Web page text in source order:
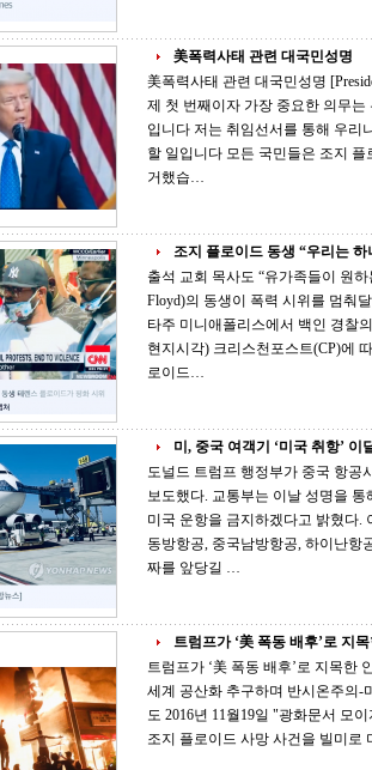
美폭력사태 관련 대국민성명
美폭력사태 관련 대국민성명 [President Trump 20세기 최고 명연설] "대통령으로서
제 첫 번째이자 가장 중요한 의무는 우리의 위대한 국가와 미국민들을 지키는 것
입니다 저는 취임선서를 통해 우리나라의 법을 수호하겠다고 밝혔고,그것이 제가
할 일입니다 모든 국민들은 조지 플로이드의 잔혹한 죽음에 정당하게 분노하고 항
거했습…
조지 플로이드 동생 “우리는 하
출석 교회 목사도 “유가족들이 원하는 건 폭력 아
Floyd)의 동생이 폭력 시위를 멈춰
타주 미니애폴리스에서 백인 경찰의
현지시각) 크리스천포스트(CP)에
로이드…
미, 중국 여객기 ‘미국 취항’ 이
도널드 트럼프 행정부가 중국 항공
보도했다. 교통부는 이날 성명을 통해 오는 16일부터 중국 항공기 소속 여객기의
미국 운항을 금지하겠다고 밝혔다. 이번 규제는 중국국제항공(에어차이나), 중국
동방항공, 중국남방항공, 하이난항공 등에 적
짜를 앞당길 …
트럼프가 ‘美 폭동 배후’로 지
트럼프가 ‘美 폭동 배후’로 지목한
세계 공산화 추구하며 반시온주의
도 2016년 11월19일 "광화문서 모
조지 플로이드 사망 사건을 빌미